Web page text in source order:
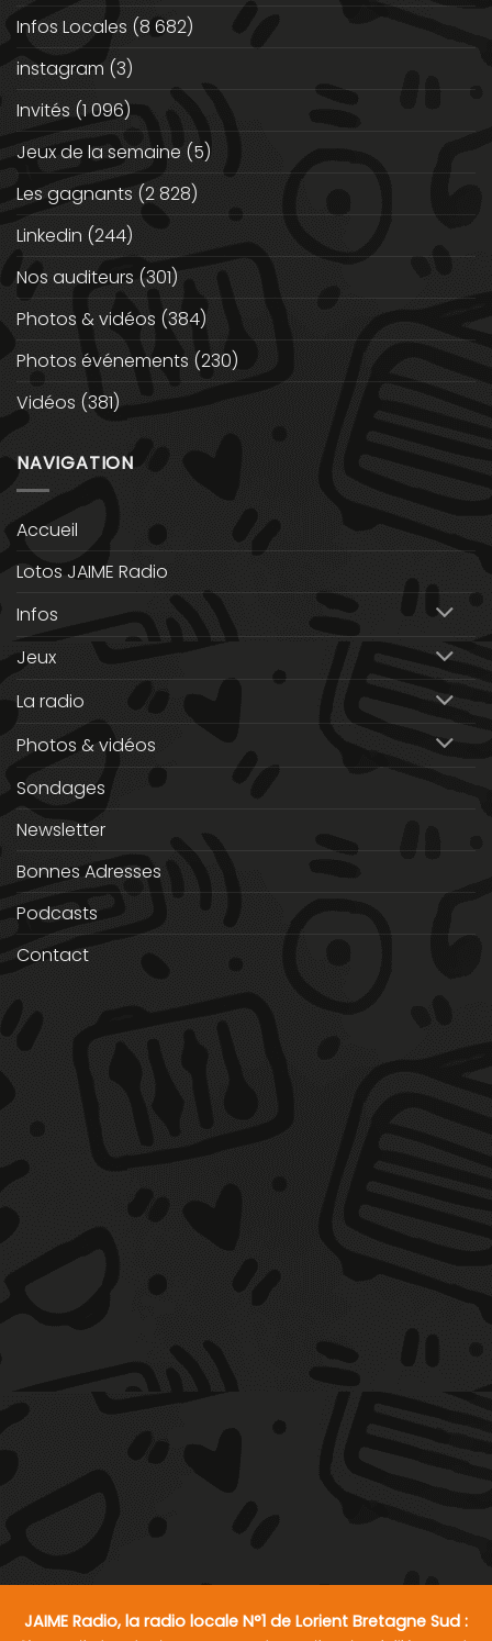
Infos Locales (8 682)
instagram (3)
Invités (1 096)
Jeux de la semaine (5)
Les gagnants (2 828)
Linkedin (244)
Nos auditeurs (301)
Photos & vidéos (384)
Photos événements (230)
Vidéos (381)
NAVIGATION
Accueil
Lotos JAIME Radio
Infos
Jeux
La radio
Photos & vidéos
Sondages
Newsletter
Bonnes Adresses
Podcasts
Contact
JAIME Radio, la radio locale N°1 de Lorient Bretagne Sud :